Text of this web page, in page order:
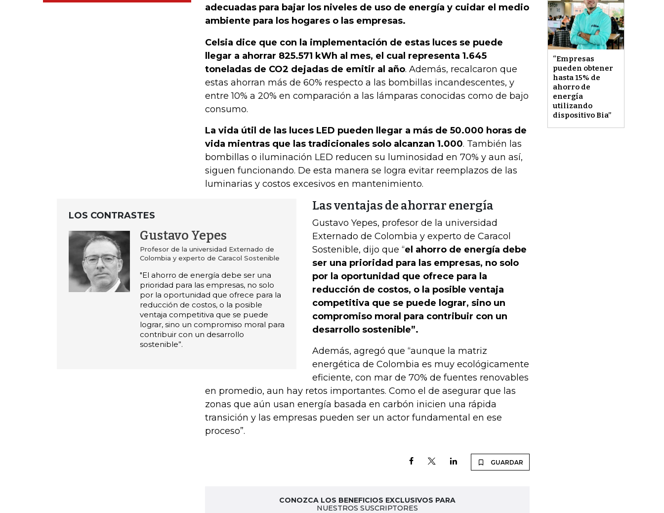
“Empresas
pueden obtener
hasta 15% de
ahorro de
energía
utilizando
dispositivo Bia”
adecuadas para bajar los niveles de uso de energía y cuidar el medio
ambiente para los hogares o las empresas.
Celsia dice que con la implementación de estas luces se puede
llegar a ahorrar 825.571 kWh al mes, el cual representa 1.645
toneladas de CO2 dejadas de emitir al año. Además, recalcaron que
estas ahorran más de 60% respecto a las bombillas incandescentes, y
entre 10% a 20% en comparación a las lámparas conocidas como de bajo
consumo.
La vida útil de las luces LED pueden llegar a más de 50.000 horas de
vida mientras que las tradicionales solo alcanzan 1.000. También las
bombillas o iluminación LED reducen su luminosidad en 70% y aun así,
siguen funcionando. De esta manera se logra evitar reemplazos de las
luminarias y costos excesivos en mantenimiento.
LOS CONTRASTES
Gustavo Yepes
Profesor de la universidad Externado de
Colombia y experto de Caracol Sostenible
"El ahorro de energía debe ser una
prioridad para las empresas, no solo
por la oportunidad que ofrece para la
reducción de costos, o la posible
ventaja competitiva que se puede
lograr, sino un compromiso moral para
contribuir con un desarrollo
sostenible”.
Las ventajas de ahorrar energía
Gustavo Yepes, profesor de la universidad
Externado de Colombia y experto de Caracol
Sostenible, dijo que “el ahorro de energía debe
ser una prioridad para las empresas, no solo
por la oportunidad que ofrece para la
reducción de costos, o la posible ventaja
competitiva que se puede lograr, sino un
compromiso moral para contribuir con un
desarrollo sostenible”.
Además, agregó que “aunque la matriz
energética de Colombia es muy ecológicamente
eficiente, con mar de 70% de fuentes renovables
en promedio, aun hay retos importantes. Como el de asegurar que las
zonas que aún usan energía basada en carbón inicien una rápida
transición y las empresas pueden ser un actor fundamental en ese
proceso”.
GUARDAR
CONOZCA LOS BENEFICIOS EXCLUSIVOS PARA
NUESTROS SUSCRIPTORES